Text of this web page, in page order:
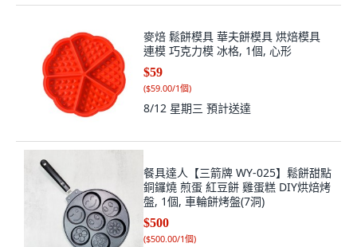
麥焙 鬆餅模具 華夫餅模具 烘焙模具
連模 巧克力模 冰格, 1個, 心形
$59
($59.00/1個)
8/12 星期三 預計送達
餐具達人【三箭牌 WY-025】鬆餅甜點
銅鑼燒 煎蛋 紅豆餅 雞蛋糕 DIY烘焙烤
盤, 1個, 車輪餅烤盤(7洞)
$500
($500.00/1個)